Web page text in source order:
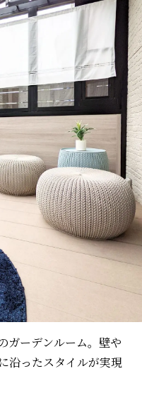
ガーデンルーム。壁や
沿ったスタイルが実現